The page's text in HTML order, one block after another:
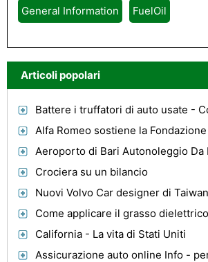
General Information FuelOil
Articoli popolari
Alfa Romeo sostiene la
Crociera su un bilancio
Nuovi Volvo Car designer di Taiwan
Come applicare il grasso dielettrico
California - La vita di Stati Uniti